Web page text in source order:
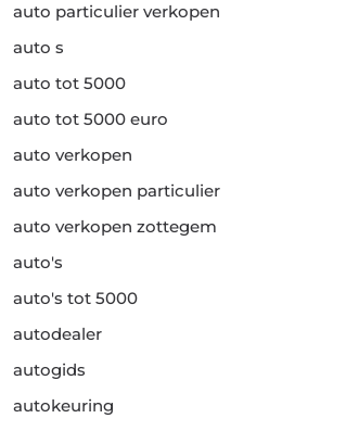
auto particulier verkopen
auto s
auto tot 5000
auto tot 5000 euro
auto verkopen
auto verkopen particulier
auto verkopen zottegem
auto's
auto's tot 5000
autodealer
autogids
autokeuring